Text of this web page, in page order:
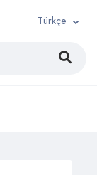
Türkçe